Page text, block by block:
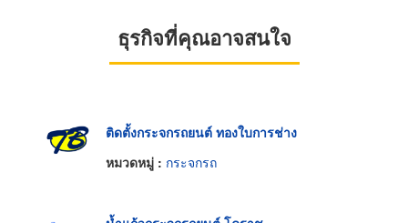
ธุรกิจที่คุณอาจสนใจ
ติดตั้งกระจกรถยนต์ ทองใบการช่าง
หมวดหมู่ : กระจกรถ